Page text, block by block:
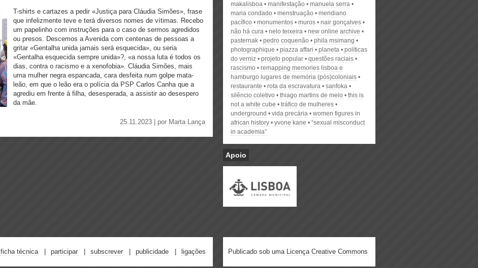
T-shirts e cartazes a pedir «Justiça para Cláudia Simões», frase
que infelizmente teve e terá diversos nomes de vítimas. Recebo
um papelinho com instruções para o caso de sermos agredidos
ou presos. Descemos a Avenida com centenas de pessoas a
gritar «Gentalha unida jamais será esquecida», ou seria
«Gentalha esquecida sempre unida»?, «a nossa luta é todos os
dias, contra o racismo e a xenofobia». Cláudia Simões, mais
uma mulher negra espancada, cara desfeita num golpe mata-
leão, em que o leão era o polícia da PSP Carlos Canha que a
agrediu em frente à filha, desesperada, a assistir ao desespero
da mãe.
25.11.2023 | por Marta Lança
makalisboa
manifestação
manuela serra
maria condado
menstruação
meridiano
pacífico
monumentos muros
nair gonçalves
não há cura
nelo teixeira
new online archive
pasternak
pedro coquenão
phila msimang
photographique
piazza affari planeta
políticas
do verniz
projeto popular
questões raciais
rascismo
remapping memories lisboa e
hamburgo lugares de memória (pós)coloniais
restaurante
rota da escravatura
sanfoka
silêncio coletivo
thiago martins de melo
this is
not a white cube
tráfico de mulheres
underground
vida precária
women figures in
african history
yvone kane
“sexual misconduct
in academia”
Apoio
ficha técnica participar subscrever publicidade ligações Publicado sob uma Licença Creative Commons